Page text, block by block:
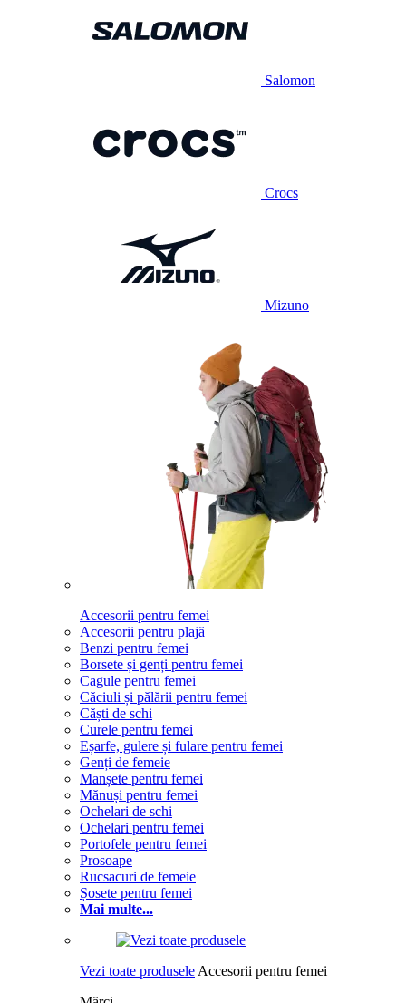
Salomon
Crocs
Mizuno
Accesorii pentru femei
Accesorii pentru plajă
Benzi pentru femei
Borsete și genți pentru femei
Cagule pentru femei
Căciuli și pălării pentru femei
Căști de schi
Curele pentru femei
Eșarfe, gulere și fulare pentru femei
Genți de femeie
Manșete pentru femei
Mănuși pentru femei
Ochelari de schi
Ochelari pentru femei
Portofele pentru femei
Prosoape
Rucsacuri de femeie
Șosete pentru femei
Mai multe...
Vezi toate produsele Accesorii pentru femei